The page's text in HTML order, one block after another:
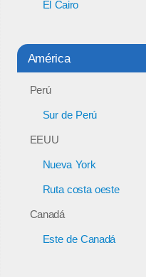
El Cairo
América
Perú
Sur de Perú
EEUU
Nueva York
Ruta costa oeste
Canadá
Este de Canadá